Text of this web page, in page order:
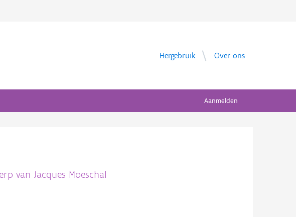
Hergebruik Over ons
Aanmelden
van Jacques Moeschal